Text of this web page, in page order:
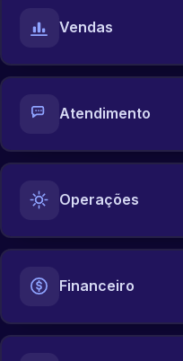
Vendas
Atendimento
Operações
Financeiro